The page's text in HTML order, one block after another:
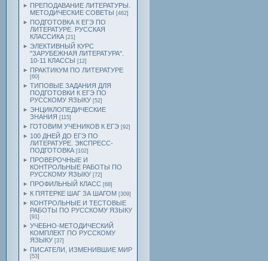
ПРЕПОДАВАНИЕ ЛИТЕРАТУРЫ.
МЕТОДИЧЕСКИЕ СОВЕТЫ [462]
ПОДГОТОВКА К ЕГЭ ПО
ЛИТЕРАТУРЕ. РУССКАЯ
КЛАССИКА [21]
ЭЛЕКТИВНЫЙ КУРС
"ЗАРУБЕЖНАЯ ЛИТЕРАТУРА".
10-11 КЛАССЫ [12]
ПРАКТИКУМ ПО ЛИТЕРАТУРЕ
[60]
ТИПОВЫЕ ЗАДАНИЯ ДЛЯ
ПОДГОТОВКИ К ЕГЭ ПО
РУССКОМУ ЯЗЫКУ [52]
ЭНЦИКЛОПЕДИЧЕСКИЕ
ЗНАНИЯ [115]
ГОТОВИМ УЧЕНИКОВ К ЕГЭ [92]
100 ДНЕЙ ДО ЕГЭ ПО
ЛИТЕРАТУРЕ. ЭКСПРЕСС-
ПОДГОТОВКА [102]
ПРОВЕРОЧНЫЕ И
КОНТРОЛЬНЫЕ РАБОТЫ ПО
РУССКОМУ ЯЗЫКУ [72]
ПРОФИЛЬНЫЙ КЛАСС [68]
К ПЯТЕРКЕ ШАГ ЗА ШАГОМ [309]
КОНТРОЛЬНЫЕ И ТЕСТОВЫЕ
РАБОТЫ ПО РУССКОМУ ЯЗЫКУ
[91]
УЧЕБНО-МЕТОДИЧЕСКИЙ
КОМПЛЕКТ ПО РУССКОМУ
ЯЗЫКУ [37]
ПИСАТЕЛИ, ИЗМЕНИВШИЕ МИР
[53]